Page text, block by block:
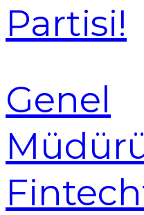
Partisi!
Genel